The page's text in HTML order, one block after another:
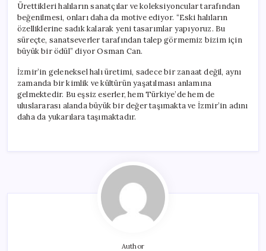
Ürettikleri halıların sanatçılar ve koleksiyoncular tarafından
beğenilmesi, onları daha da motive ediyor. “Eski halıların
özelliklerine sadık kalarak yeni tasarımlar yapıyoruz. Bu
süreçte, sanatseverler tarafından talep görmemiz bizim için
büyük bir ödül” diyor Osman Can.
İzmir’in geleneksel halı üretimi, sadece bir zanaat değil, aynı
zamanda bir kimlik ve kültürün yaşatılması anlamına
gelmektedir. Bu eşsiz eserler, hem Türkiye’de hem de
uluslararası alanda büyük bir değer taşımakta ve İzmir’in adını
daha da yukarılara taşımaktadır.
Author